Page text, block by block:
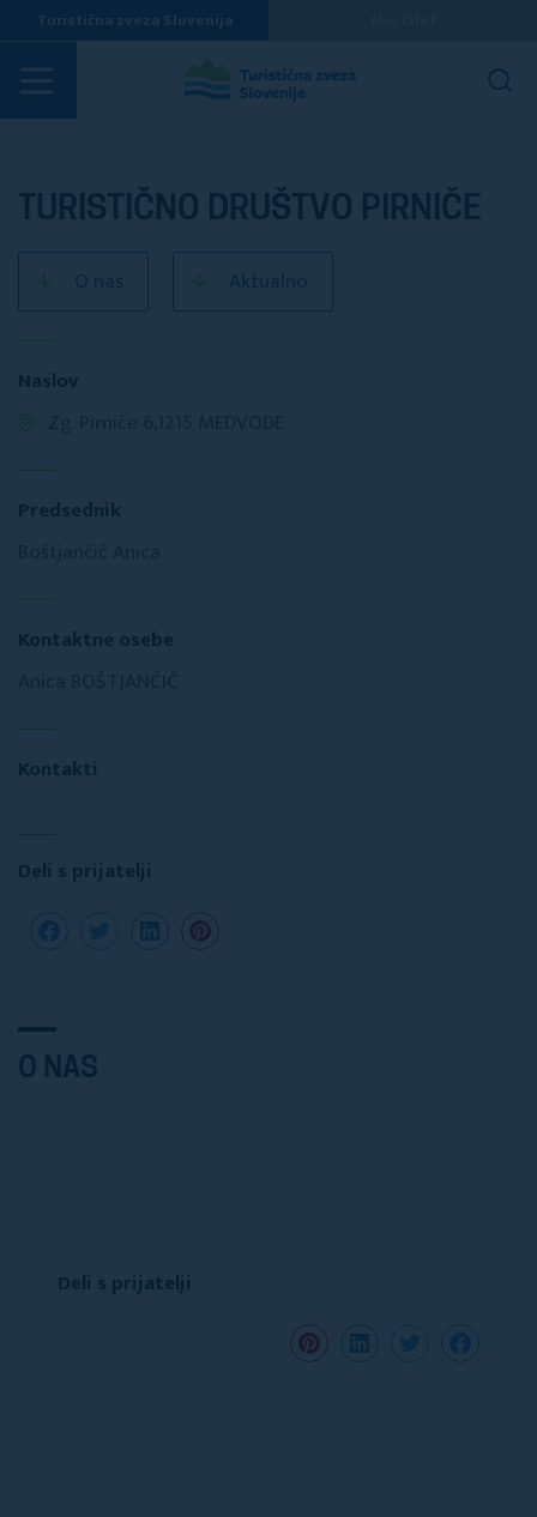
Turistična zveza Slovenija
Turistična društva
TURISTIČNO DRUŠTVO PIRNIČE
O nas Aktualno
Naslov
Predsednik
Kontaktne osebe
Kontakti
Deli s prijatelji
O NAS
Deli s prijatelji